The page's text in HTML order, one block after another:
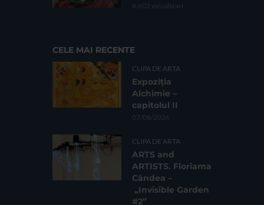
6.602 vizualizari
CELE MAI RECENTE
CLIPA DE ARTA
Expoziția
Alchimie –
capitolul II
07/08/2026
CLIPA DE ARTA
ARTS and
ARTISTS. Floriama
Cândea –
„Invisible Garden
#2”